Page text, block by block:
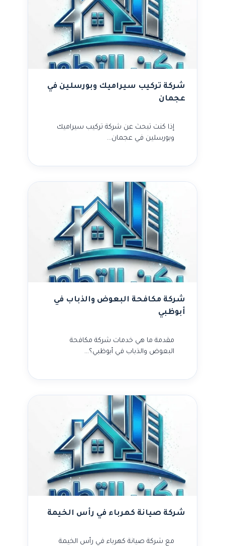
شركة تركيب سيراميك وبورسلين في
عجمان
إذا كنت تبحث عن شركة تركيب سيراميك
وبورسلين في عجمان…
شركة مكافحة البعوض والذباب في
أبوظبي
مقدمة ما هي خدمات شركة مكافحة
البعوض والذباب في أبوظبي؟…
شركة صيانة كهرباء في رأس الخيمة
مع شركة صيانة كهرباء في رأس الخيمة